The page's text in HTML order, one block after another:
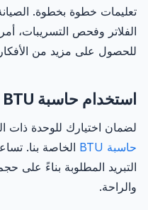
تعليمات خطوة بخطوة.
الفلاتر وفحص التسريبات،
للحصول على مزيد من
استخدام حاسبة BTU الخاصة بنا
لضمان اختيارك للوحدة ذات
حاسبة BTU
الخاصة بنا.
التبريد المطلوبة بناءً على
والراحة.